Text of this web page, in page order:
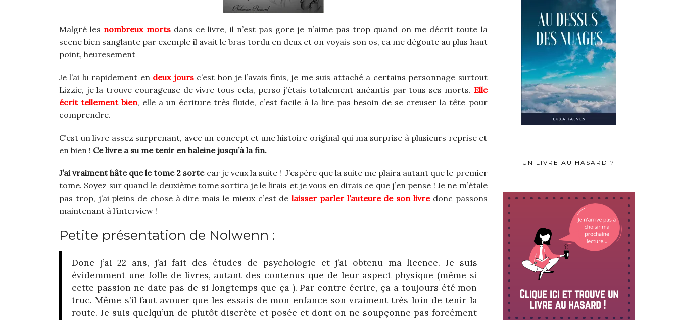
Malgré les nombreux mortsdans ce livre, il n’est pas gore je n’aime pas trop quand on me décrit toute la
scene bien sanglante par exemple il avait le bras tordu en deux et on voyais son os, ca me dégoute au plus haut
point, heuresement
Je l’ai lu rapidement en deux jours c’est bon je l’avais finis, je me suis attaché a certains personnage surtout
Lizzie, je la trouve courageuse de vivre tous cela, perso j’étais totalement anéantis par tous ses morts. Elle
écrit tellement bien, elle a un écriture très fluide, c’est facile à la lire pas besoin de se creuser la tête pour
comprendre.
C’est un livre assez surprenant, avec un concept et une histoire original qui ma surprise à plusieurs reprise et
en bien ! Ce livre a su me tenir en haleine jusqu’à la fin.
J’ai vraiment hâte que le tome 2 sortecar je veux la suite ! J’espère que la suite me plaira autant que le premier
tome. Soyez sur quand le deuxième tome sortira je le lirais et je vous en dirais ce que j’en pense ! Je ne m’étale
pas trop, j’ai pleins de chose à dire mais le mieux c’est de laisser parler l’auteure de son livredonc passons
maintenant à l’interview !
Petite présentation de Nolwenn :
Donc j’ai 22 ans, j’ai fait des études de psychologie et j’ai obtenu ma licence. Je suis
évidemment une folle de livres, autant des contenus que de leur aspect physique (même si
cette passion ne date pas de si longtemps que ça ). Par contre écrire, ça a toujours été mon
truc. Même s’il faut avouer que les essais de mon enfance son vraiment très loin de tenir la
route. Je suis quelqu’un de plutôt discrète et posée et dont on ne soupçonne pas forcément
UN LIVRE AU HASARD ?